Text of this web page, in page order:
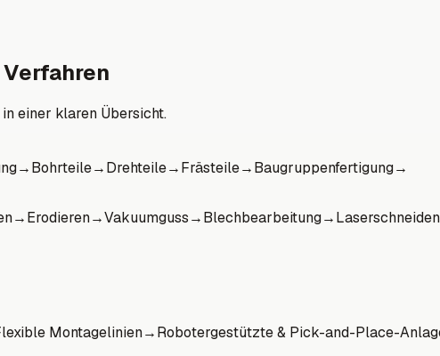
einer klaren Übersicht.
→Bohrteile→Drehteile→Frästeile→Baugruppenfertigung→
→Erodieren→Vakuumguss→Blechbearbeitung→Laserschneiden
Montagelinien→Robotergestützte & Pick-and-Place-